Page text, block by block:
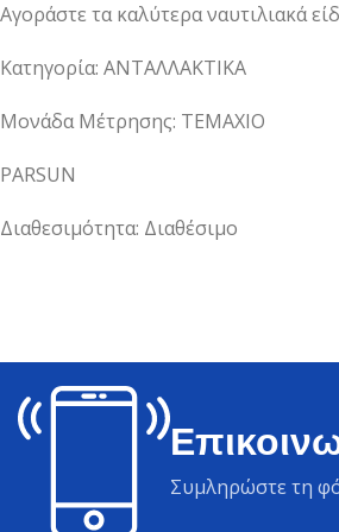
Αγοράστε τα καλύτερα ναυτιλιακά
Κατηγορία: ΑΝΤΑΛΛΑΚΤΙΚΑ
Μονάδα Μέτρησης: ΤΕΜΑΧΙΟ
PARSUN
Διαθεσιμότητα: Διαθέσιμο
Συμληρώστε τη